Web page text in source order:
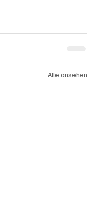
Alle ansehen